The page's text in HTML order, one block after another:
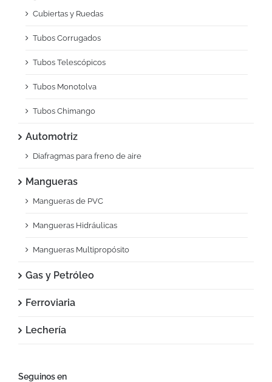
Cubiertas y Ruedas
Tubos Corrugados
Tubos Telescópicos
Tubos Monotolva
Tubos Chimango
Automotriz
Diafragmas para freno de aire
Mangueras
Mangueras de PVC
Mangueras Hidráulicas
Mangueras Multipropósito
Gas y Petróleo
Ferroviaria
Lechería
Seguinos en